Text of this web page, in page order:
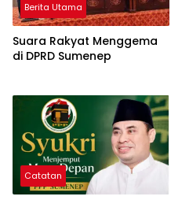
Berita Utama
Suara Rakyat Menggema
di DPRD Sumenep
Catatan